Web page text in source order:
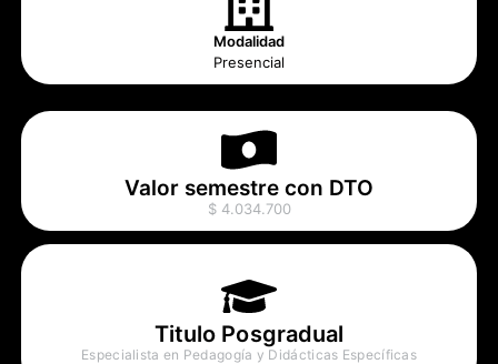
Modalidad
Presencial
Valor semestre con DTO
$ 4.034.700
Titulo Posgradual
Especialista en Pedagogía y Didácticas Específicas